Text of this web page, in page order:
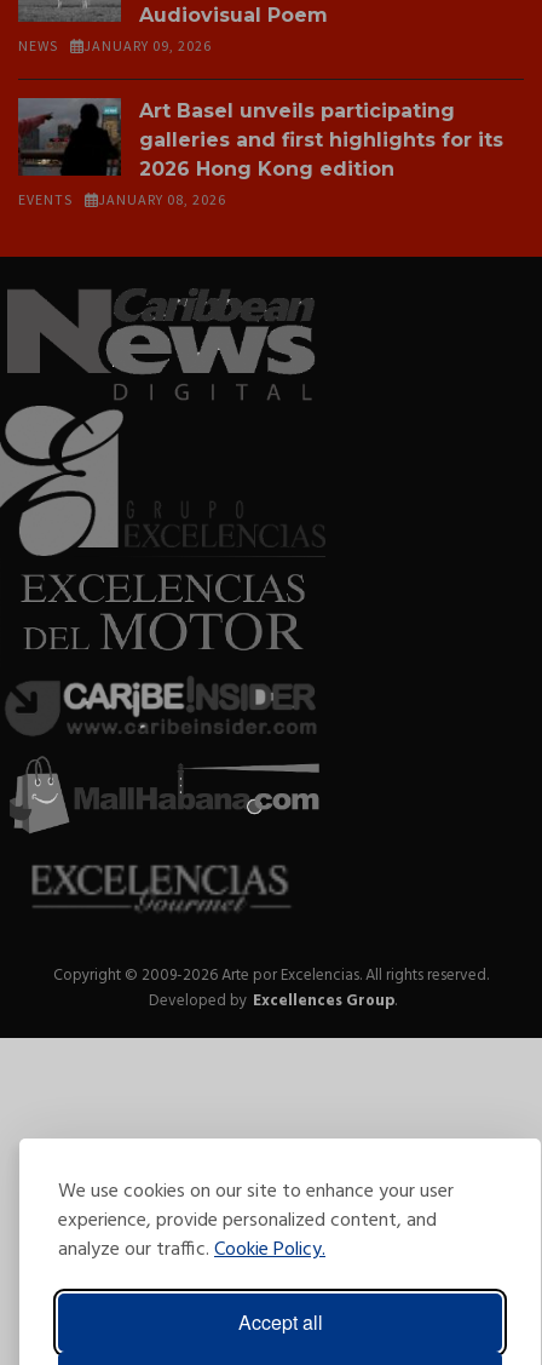
We use cookies on our site to enhance your user
experience, provide personalized content, and
analyze our traffic.Cookie Policy.
Accept all
Audiovisual Poem
NEWS JANUARY 09, 2026
Art Basel unveils participating
galleries and first highlights for its
2026 Hong Kong edition
EVENTS JANUARY 08, 2026
Copyright © 2009-2026 Arte por Excelencias.All rights reserved.
Developed by Excellences Group.